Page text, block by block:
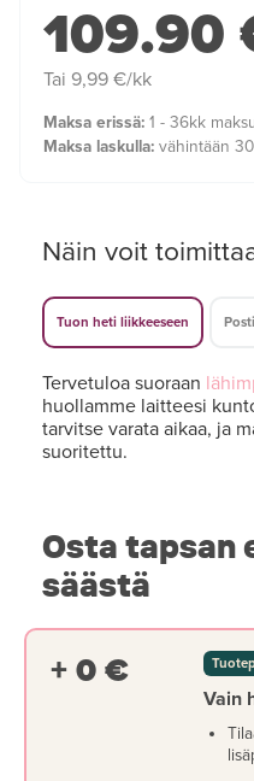
109.90
Tai 9,99 €/kk
Maksa erissä: 1 - 36kk
Maksa laskulla: vähintään
Näin voit
Tuon heti liikkeeseen
Tervetuloa suoraan
huollamme laitteesi
tarvitse varata aikaa, ja
suoritettu.
Osta tapsan
säästä
+ 0 €
Vain